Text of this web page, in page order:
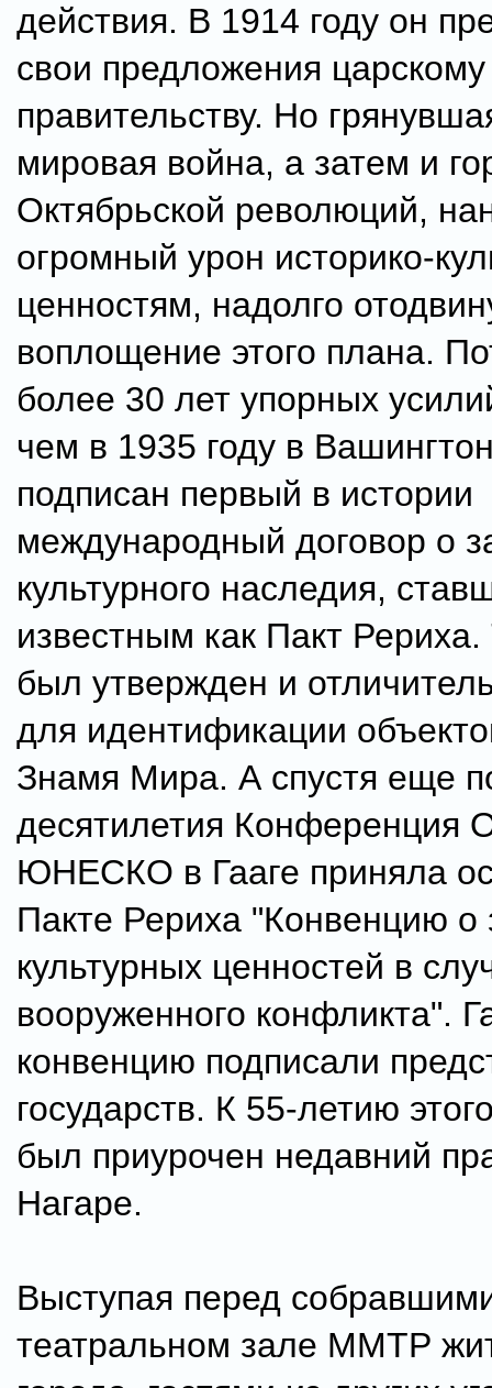
действия. В 1914 году он
свои предложения царскому
правительству. Но
мировая война, а затем и
Октябрьской революций,
огромный урон историко-
ценностям, надолго
воплощение этого плана.
более 30 лет упорных
чем в 1935 году в
подписан первый в истории
международный договор о
культурного наследия,
известным как Пакт
был утвержден и
для идентификации
Знамя Мира. А спустя еще
десятилетия Конференция
ЮНЕСКО в Гааге приняла
Пакте Рериха "Конвенцию о
культурных ценностей в
вооруженного конфликта".
конвенцию подписали
государств. К 55-летию
был приурочен недавний
Нагаре.
Выступая перед
театральном зале ММТР